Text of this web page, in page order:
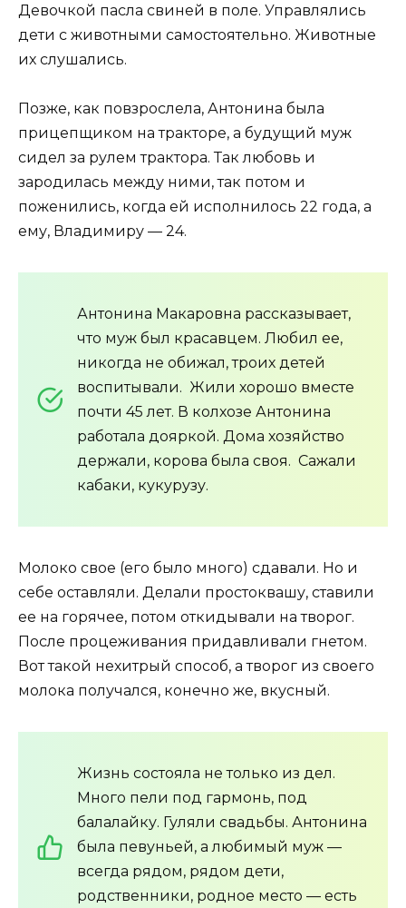
Девочкой пасла свиней в поле. Управлялись
дети с животными самостоятельно. Животные
их слушались.
Позже, как повзрослела, Антонина была
прицепщиком на тракторе, а будущий муж
сидел за рулем трактора. Так любовь и
зародилась между ними, так потом и
поженились, когда ей исполнилось 22 года, а
ему, Владимиру — 24.
Антонина Макаровна рассказывает,
что муж был красавцем. Любил ее,
никогда не обижал, троих детей
воспитывали. Жили хорошо вместе
почти 45 лет. В колхозе Антонина
работала дояркой. Дома хозяйство
держали, корова была своя. Сажали
кабаки, кукурузу.
Молоко свое (его было много) сдавали. Но и
себе оставляли. Делали простоквашу, ставили
ее на горячее, потом откидывали на творог.
После процеживания придавливали гнетом.
Вот такой нехитрый способ, а творог из своего
молока получался, конечно же, вкусный.
Жизнь состояла не только из дел.
Много пели под гармонь, под
балалайку. Гуляли свадьбы. Антонина
была певуньей, а любимый муж —
всегда рядом, рядом дети,
родственники, родное место — есть